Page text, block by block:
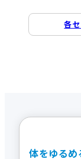
各
体をゆる